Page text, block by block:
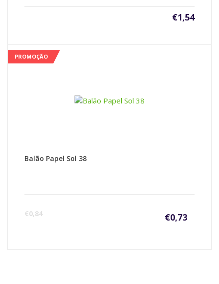
€1,54
PROMOÇÃO
Balão Papel Sol 38
€0,84 €0,73